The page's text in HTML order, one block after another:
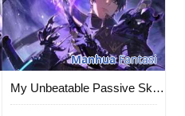
ManhuaFantasi
My Unbeatable Passive Skill Lets Me Deal Massive Damage!